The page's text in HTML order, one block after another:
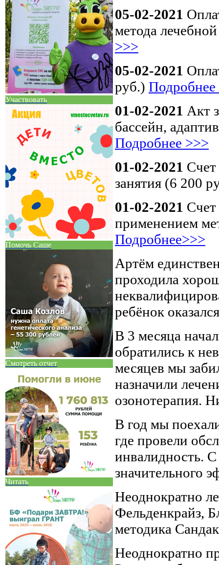
Участвовать
Помочь Саше
Смотреть отчет
Читать
05-02-2021
метода
>>>
05-02-2021
руб.) Подробнее
01-02-2021 Акт
бассейн,
Подробнее >>>
01-02-2021
занятия (6 200
01-02-2021 Счет
применением
Подробнее>>>
Артём
проходила
ребёнок
В 3 месяца
обратились к
месяцев мы
назначили
озонотерапия.
В год мы
где провели
инвалидность.
значительного
Неоднократно
Фельденкрайз,
методика
Неоднократно